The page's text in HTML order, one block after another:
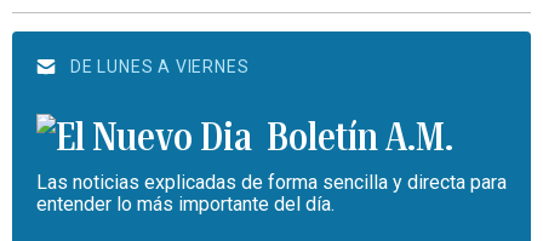
DE LUNES A VIERNES
Boletín A.M.
Las noticias explicadas de forma sencilla y directa para
entender lo más importante del día.